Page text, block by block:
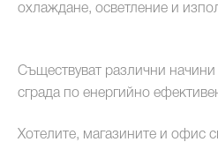
охлаждане, осветление и
Съществуват различни начини
сграда по енергийно
Хотелите, магазините и офис